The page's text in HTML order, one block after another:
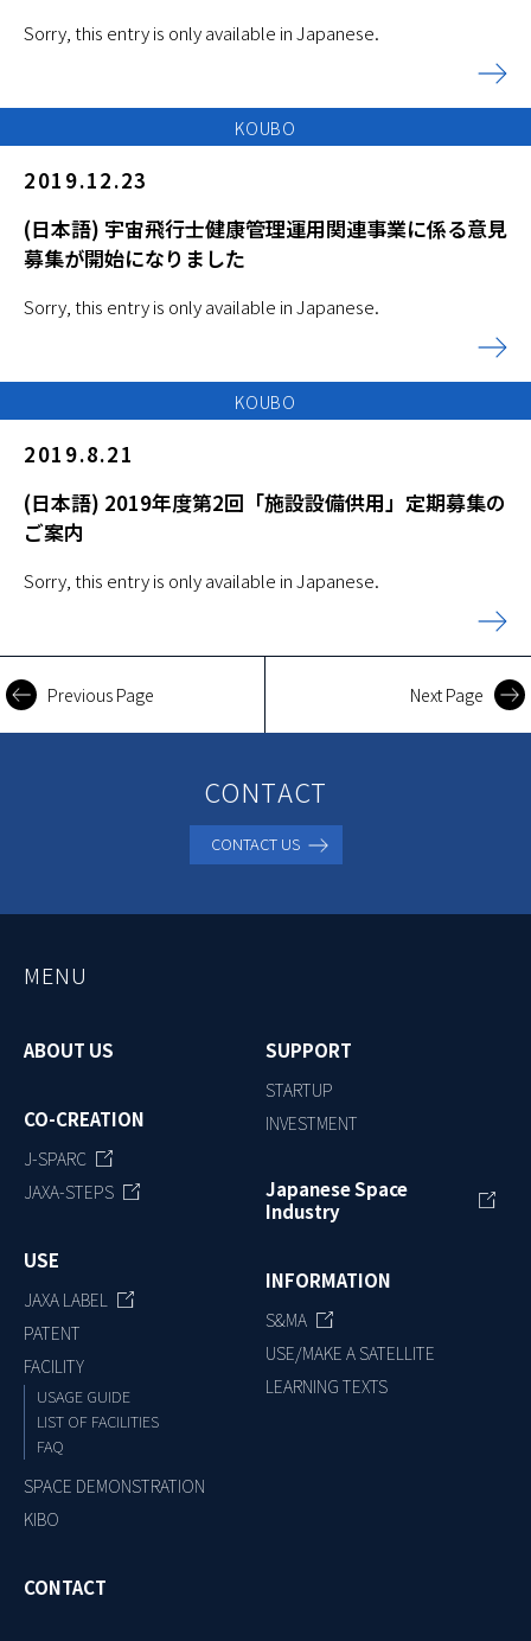
Sorry, this entry is only available in Japanese.
KOUBO
2019.12.23
(日本語) 宇宙飛行士健康管理運用関連事業に係る意見
募集が開始になりました
Sorry, this entry is only available in Japanese.
KOUBO
2019.8.21
(日本語) 2019年度第2回「施設設備供用」定期募集の
ご案内
Sorry, this entry is only available in Japanese.
Previous Page Next Page
CONTACT
CONTACT US
MENU
ABOUT US
CO-CREATION
J-SPARC
JAXA-STEPS
USE
JAXA LABEL
PATENT
FACILITY
USAGE GUIDE
LIST OF FACILITIES
FAQ
SPACE DEMONSTRATION
KIBO
SUPPORT
STARTUP
INVESTMENT
Japanese Space
Industry
INFORMATION
S&MA
USE/MAKE A SATELLITE
LEARNING TEXTS
CONTACT